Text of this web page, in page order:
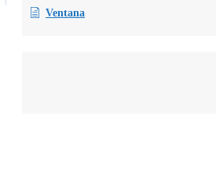
Ventana